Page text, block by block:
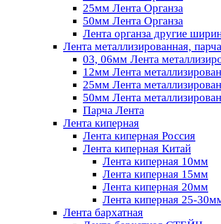
25мм Лента Органза
50мм Лента Органза
Лента органза другие
Лента металлизированная, парча
03, 06мм Лента
12мм Лента
25мм Лента
50мм Лента
Парча Лента
Лента киперная
Лента киперная Россия
Лента киперная Китай
Лента киперная 10мм
Лента киперная 15мм
Лента киперная 20мм
Лента киперная 25-
Лента бархатная